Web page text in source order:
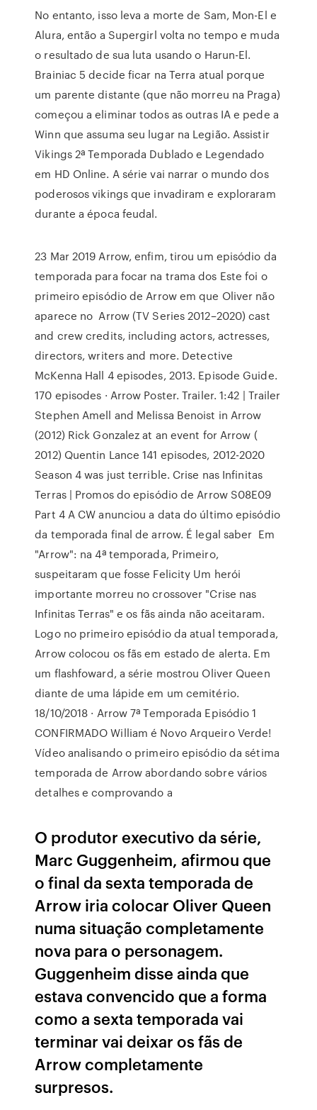
No entanto, isso leva a morte de Sam, Mon-El e
Alura, então a Supergirl volta no tempo e muda
o resultado de sua luta usando o Harun-El.
Brainiac 5 decide ficar na Terra atual porque
um parente distante (que não morreu na Praga)
começou a eliminar todos as outras IA e pede a
Winn que assuma seu lugar na Legião. Assistir
Vikings 2ª Temporada Dublado e Legendado
em HD Online. A série vai narrar o mundo dos
poderosos vikings que invadiram e exploraram
durante a época feudal.
23 Mar 2019 Arrow, enfim, tirou um episódio da
temporada para focar na trama dos Este foi o
primeiro episódio de Arrow em que Oliver não
aparece no Arrow (TV Series 2012–2020) cast
and crew credits, including actors, actresses,
directors, writers and more. Detective
McKenna Hall 4 episodes, 2013. Episode Guide.
170 episodes · Arrow Poster. Trailer. 1:42 | Trailer
Stephen Amell and Melissa Benoist in Arrow
(2012) Rick Gonzalez at an event for Arrow (
2012) Quentin Lance 141 episodes, 2012-2020
Season 4 was just terrible. Crise nas Infinitas
Terras | Promos do episódio de Arrow S08E09
Part 4 A CW anunciou a data do último episódio
da temporada final de arrow. É legal saber Em
"Arrow": na 4ª temporada, Primeiro,
suspeitaram que fosse Felicity Um herói
importante morreu no crossover "Crise nas
Infinitas Terras" e os fãs ainda não aceitaram.
Logo no primeiro episódio da atual temporada,
Arrow colocou os fãs em estado de alerta. Em
um flashfoward, a série mostrou Oliver Queen
diante de uma lápide em um cemitério.
18/10/2018 · Arrow 7ª Temporada Episódio 1
CONFIRMADO William é Novo Arqueiro Verde!
Vídeo analisando o primeiro episódio da sétima
temporada de Arrow abordando sobre vários
detalhes e comprovando a
O produtor executivo da série,
Marc Guggenheim, afirmou que
o final da sexta temporada de
Arrow iria colocar Oliver Queen
numa situação completamente
nova para o personagem.
Guggenheim disse ainda que
estava convencido que a forma
como a sexta temporada vai
terminar vai deixar os fãs de
Arrow completamente
surpresos.